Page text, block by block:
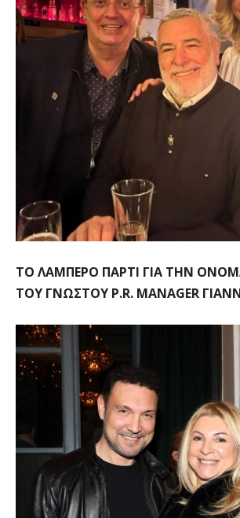
TO ΛΑΜΠΕΡΟ ΠΑΡΤΙ ΓΙΑ ΤΗΝ
ΤΟΥ ΓΝΩΣΤΟΥ P.R. MANAGER